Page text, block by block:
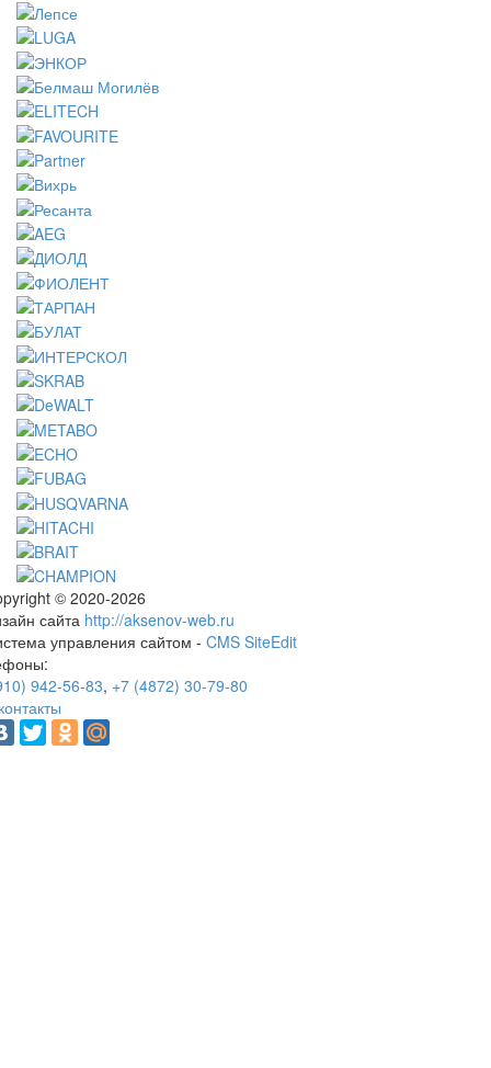
© 2020-2026
сайта http://aksenov-web.ru
управления сайтом - CMS SiteEdit
942-56-83, +7 (4872) 30-79-80